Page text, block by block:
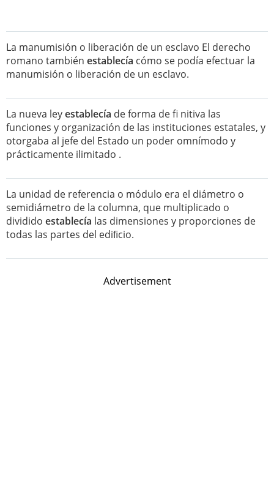
La manumisión o liberación de un esclavo El derecho
romano también establecía cómo se podía efectuar la
manumisión o liberación de un esclavo.
La nueva leyestablecía de forma de fi nitiva las
funciones y organización de las instituciones estatales, y
otorgaba al jefe del Estado un poder omnímodo y
prácticamente ilimitado .
La unidad de referencia o módulo era el diámetro o
semidiámetro de la columna, que multiplicado o
dividido establecía las dimensiones y proporciones de
todas las partes del ediﬁcio.
Advertisement